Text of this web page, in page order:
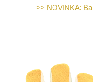
>> NOVINKA: